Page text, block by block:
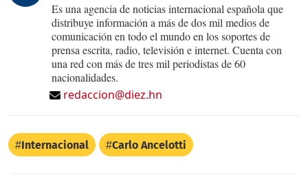
Es una agencia de noticias internacional española que
distribuye información a más de dos mil medios de
comunicación en todo el mundo en los soportes de
prensa escrita, radio, televisión e internet. Cuenta con
una red con más de tres mil periodistas de 60
nacionalidades.
redaccion@diez.hn
Internacional Carlo Ancelotti